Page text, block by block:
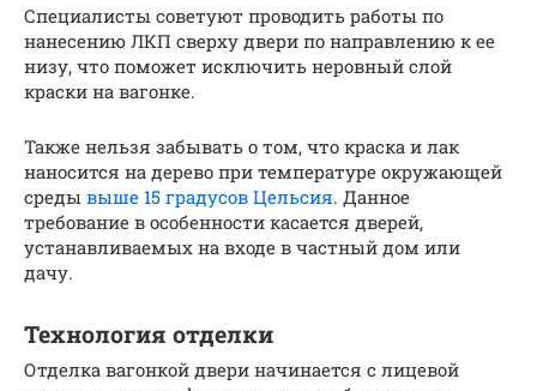
Специалисты советуют проводить работы по
нанесению ЛКП сверху двери по направлению к ее
низу, что поможет исключить неровный слой
краски на вагонке.
Также нельзя забывать о том, что краска и лак
наносится на дерево при температуре окружающей
среды выше 15 градусов Цельсия. Данное
требование в особенности касается дверей,
устанавливаемых на входе в частный дом или
дачу.
Технология отделки
Отделка вагонкой двери начинается с лицевой